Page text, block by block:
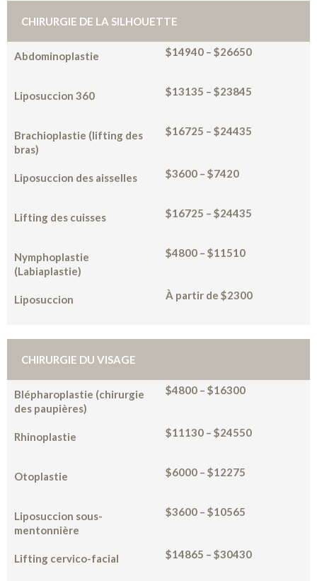
CHIRURGIE DE LA SILHOUETTE
Abdominoplastie $14940 – $26650
Liposuccion 360 $13135 – $23845
Brachioplastie (lifting des
bras)
$16725 – $24435
Liposuccion des aisselles $3600 – $7420
Lifting des cuisses $16725 – $24435
Nymphoplastie
(Labiaplastie)
$4800 – $11510
Liposuccion À partir de $2300
CHIRURGIE DU VISAGE
Blépharoplastie (chirurgie
des paupières)
$4800 – $16300
Rhinoplastie $11130 – $24550
Otoplastie $6000 – $12275
Liposuccion sous-
mentonnière
$3600 – $10565
Lifting cervico-facial $14865 – $30430